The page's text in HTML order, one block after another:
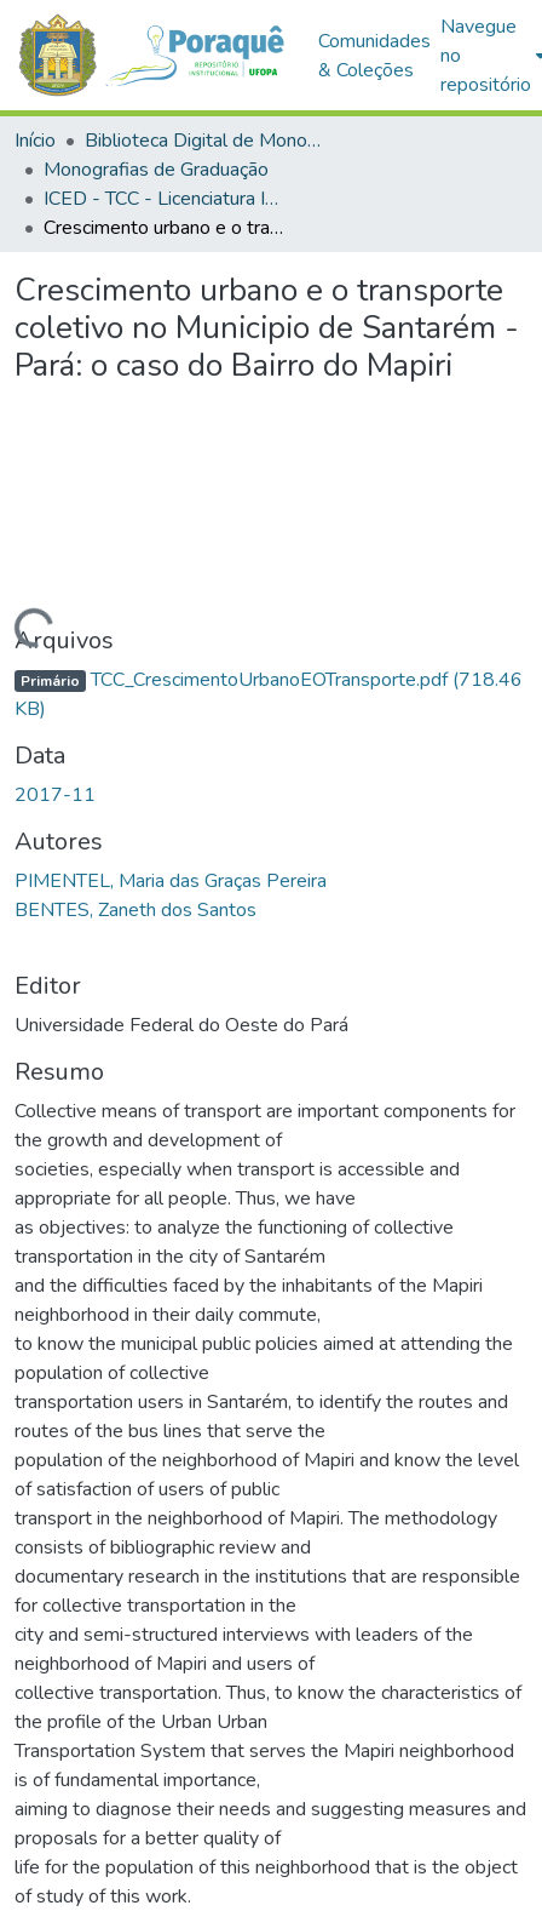
Comunidades
& Coleções
Navegue
no
repositório
Início
Biblioteca Digital de Monografias (BDM)
Monografias de Graduação
ICED - TCC - Licenciatura Integrada em História e Geografia
Crescimento urbano e o transporte coletivo no Municipio de Santarém - Pará: o caso do Bairro do Mapiri
Crescimento urbano e o transporte
coletivo no Municipio de Santarém -
Pará: o caso do Bairro do Mapiri
Arquivos
Primário TCC_CrescimentoUrbanoEOTransporte.pdf(718.46
KB)
Data
2017-11
Autores
PIMENTEL, Maria das Graças Pereira
BENTES, Zaneth dos Santos
Editor
Universidade Federal do Oeste do Pará
Resumo
Collective means of transport are important components for
the growth and development of
societies, especially when transport is accessible and
appropriate for all people. Thus, we have
as objectives: to analyze the functioning of collective
transportation in the city of Santarém
and the difficulties faced by the inhabitants of the Mapiri
neighborhood in their daily commute,
to know the municipal public policies aimed at attending the
population of collective
transportation users in Santarém, to identify the routes and
routes of the bus lines that serve the
population of the neighborhood of Mapiri and know the level
of satisfaction of users of public
transport in the neighborhood of Mapiri. The methodology
consists of bibliographic review and
documentary research in the institutions that are responsible
for collective transportation in the
city and semi-structured interviews with leaders of the
neighborhood of Mapiri and users of
collective transportation. Thus, to know the characteristics of
the profile of the Urban Urban
Transportation System that serves the Mapiri neighborhood
is of fundamental importance,
aiming to diagnose their needs and suggesting measures and
proposals for a better quality of
life for the population of this neighborhood that is the object
of study of this work.